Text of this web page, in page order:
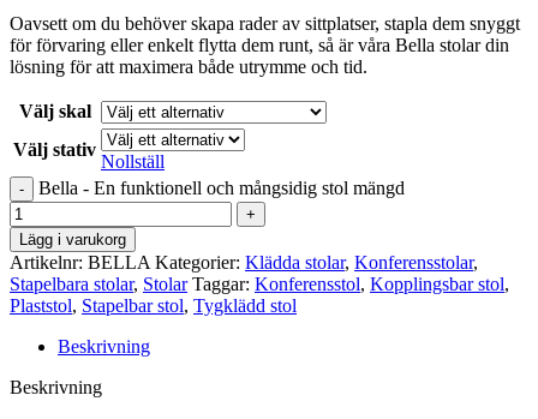
Oavsett om du behöver skapa rader av sittplatser, stapla dem snyggt
för förvaring eller enkelt flytta dem runt, så är våra Bella stolar din
lösning för att maximera både utrymme och tid.
Välj skal
Välj stativ
Nollställ
Bella - En funktionell och mångsidig stol mängd
Lägg i varukorg
Artikelnr: BELLA Kategorier: Klädda stolar, Konferensstolar,
Stapelbara stolar, Stolar Taggar: Konferensstol, Kopplingsbar stol,
Plaststol, Stapelbar stol, Tygklädd stol
Beskrivning
Beskrivning